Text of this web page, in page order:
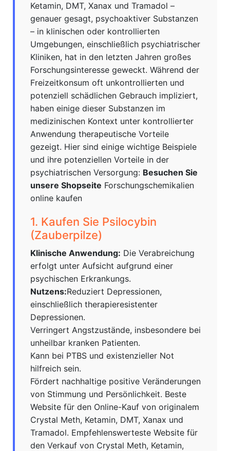
Ketamin, DMT, Xanax und Tramadol –
genauer gesagt, psychoaktiver Substanzen
– in klinischen oder kontrollierten
Umgebungen, einschließlich psychiatrischer
Kliniken, hat in den letzten Jahren großes
Forschungsinteresse geweckt. Während der
Freizeitkonsum oft unkontrollierten und
potenziell schädlichen Gebrauch impliziert,
haben einige dieser Substanzen im
medizinischen Kontext unter kontrollierter
Anwendung therapeutische Vorteile
gezeigt. Hier sind einige wichtige Beispiele
und ihre potenziellen Vorteile in der
psychiatrischen Versorgung: Besuchen Sie
unsere Shopseite Forschungschemikalien
online kaufen
1. Kaufen Sie Psilocybin
(Zauberpilze)
Klinische Anwendung: Die Verabreichung
erfolgt unter Aufsicht aufgrund einer
psychischen Erkrankungs.
Nutzens:Reduziert Depressionen,
einschließlich therapieresistenter
Depressionen.
Verringert Angstzustände, insbesondere bei
unheilbar kranken Patienten.
Kann bei PTBS und existenzieller Not
hilfreich sein.
Fördert nachhaltige positive Veränderungen
von Stimmung und Persönlichkeit. Beste
Website für den Online-Kauf von originalem
Crystal Meth, Ketamin, DMT, Xanax und
Tramadol. Empfehlenswerteste Website für
den Verkauf von Crystal Meth, Ketamin,